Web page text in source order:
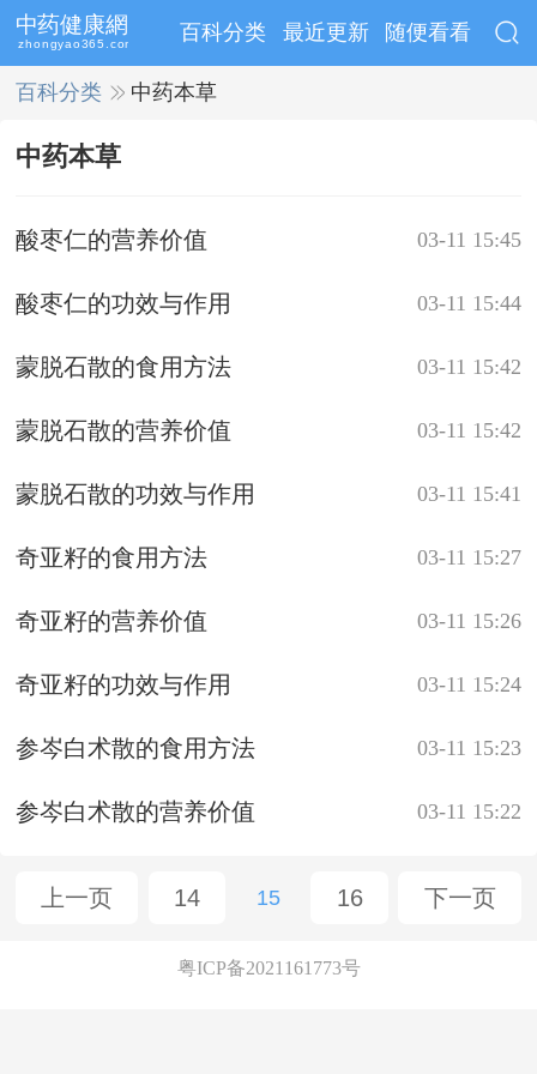
百科分类 最近更新 随便看看
百科分类 >>中药本草
中药本草
03-11 15:45
酸枣仁的营养价值
03-11 15:44
酸枣仁的功效与作用
03-11 15:42
蒙脱石散的食用方法
03-11 15:42
蒙脱石散的营养价值
03-11 15:41
蒙脱石散的功效与作用
03-11 15:27
奇亚籽的食用方法
03-11 15:26
奇亚籽的营养价值
03-11 15:24
奇亚籽的功效与作用
03-11 15:23
参岑白术散的食用方法
03-11 15:22
参岑白术散的营养价值
上一页 14 15 16 下一页
粤ICP备2021161773号